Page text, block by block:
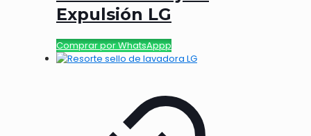
Expulsión LG
Comprar por WhatsAppp